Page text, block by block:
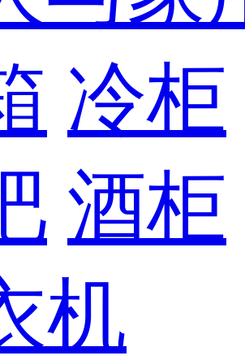
冷柜
酒柜
机